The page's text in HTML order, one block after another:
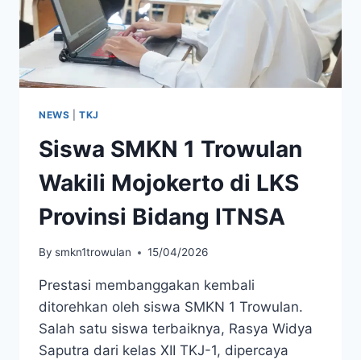
NEWS |TKJ
Siswa SMKN 1 Trowulan
Wakili Mojokerto di LKS
Provinsi Bidang ITNSA
By smkn1trowulan 15/04/2026
Prestasi membanggakan kembali
ditorehkan oleh siswa SMKN 1 Trowulan.
Salah satu siswa terbaiknya, Rasya Widya
Saputra dari kelas XII TKJ-1, dipercaya